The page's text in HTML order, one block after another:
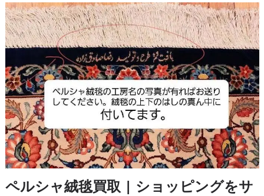
ペルシャ絨毯買取 | ショッピングをサ